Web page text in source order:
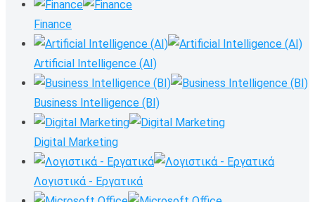
Finance
Artificial Intelligence (AI)
Business Intelligence (BI)
Digital Marketing
Λογιστικά - Εργατικά